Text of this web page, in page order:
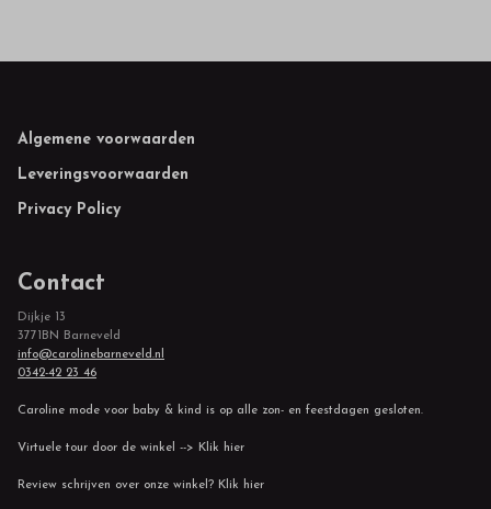
Footer
Algemene voorwaarden
Leveringsvoorwaarden
Privacy Policy
Contact
Dijkje 13
3771BN Barneveld
info@carolinebarneveld.nl
0342-42 23 46
Caroline mode voor baby & kind is op alle zon- en feestdagen gesloten.
Virtuele tour door de winkel --> Klik hier
Review schrijven over onze winkel? Klik hier